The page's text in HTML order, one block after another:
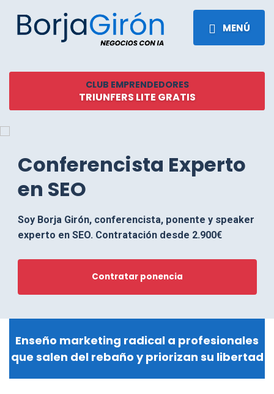
MENÚ
CLUB EMPRENDEDORES
TRIUNFERS LITE GRATIS
Conferencista Experto
en SEO
Soy Borja Girón, conferencista, ponente y speaker
experto en SEO. Contratación desde 2.900€
Contratar ponencia
Enseño marketing radical a profesionales
que salen del rebaño y priorizan su libertad